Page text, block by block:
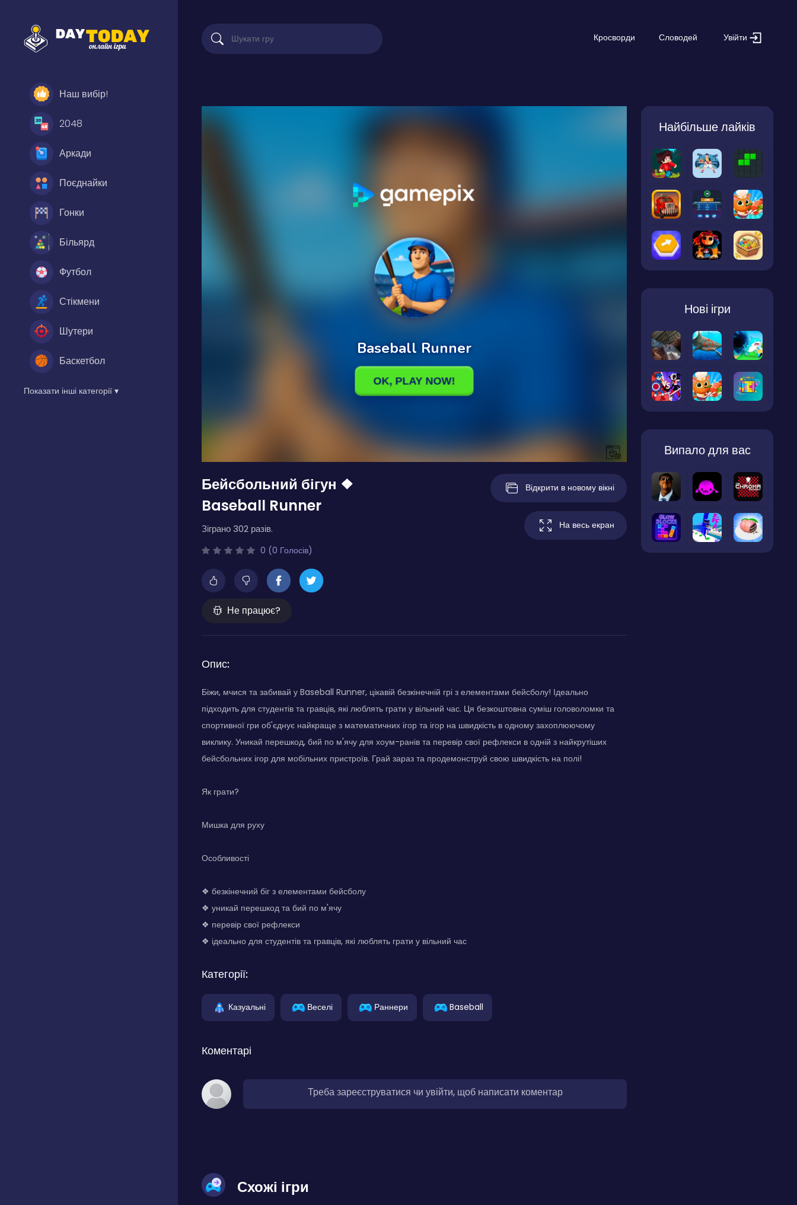
Наш вибір!
2048
Аркади
Поєднайки
Гонки
Більярд
Футбол
Стікмени
Шутери
Баскетбол
Показати інші категорії ▾
Кросворди Словодей Увійти
Бейсбольний бігун ❖
Baseball Runner
Зіграно 302 разів.
0 (0 Голосів)
Не працює?
Відкрити в новому вікні
На весь екран
Опис:
Біжи, мчися та забивай у Baseball Runner, цікавій безкінечній грі з елементами бейсболу! Ідеально
підходить для студентів та гравців, які люблять грати у вільний час. Ця безкоштовна суміш головоломки та
спортивної гри об'єднує найкраще з математичних ігор та ігор на швидкість в одному захоплюючому
виклику. Уникай перешкод, бий по м'ячу для хоум-ранів та перевір свої рефлекси в одній з найкрутіших
бейсбольних ігор для мобільних пристроїв. Грай зараз та продемонструй свою швидкість на полі!
Як грати?
Мишка для руху
Особливості
❖ безкінечний біг з елементами бейсболу
❖ уникай перешкод та бий по м'ячу
❖ перевір свої рефлекси
❖ ідеально для студентів та гравців, які люблять грати у вільний час
Категорії:
Казуальні Веселі Раннери Baseball
Коментарі
Треба зареєструватися чи увійти, щоб написати коментар
Найбільше лайків
Нові ігри
Випало для вас
Схожі ігри